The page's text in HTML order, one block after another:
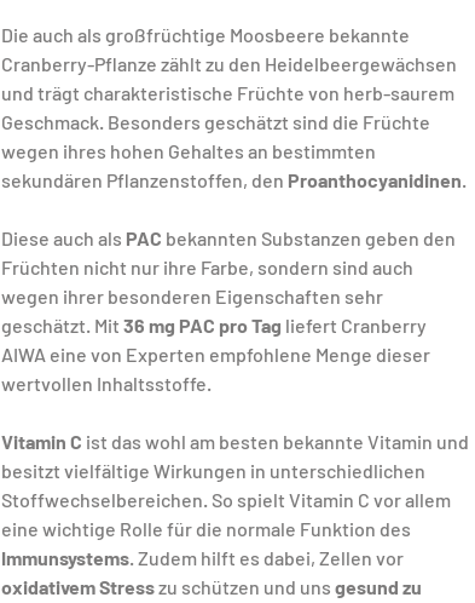
Die auch als großfrüchtige Moosbeere bekannte
Cranberry-Pflanze zählt zu den Heidelbeergewächsen
und trägt charakteristische Früchte von herb-saurem
Geschmack. Besonders geschätzt sind die Früchte
wegen ihres hohen Gehaltes an bestimmten
sekundären Pflanzenstoffen, den Proanthocyanidinen.
Diese auch als PAC bekannten Substanzen geben den
Früchten nicht nur ihre Farbe, sondern sind auch
wegen ihrer besonderen Eigenschaften sehr
geschätzt. Mit 36 mg PAC pro Tag liefert Cranberry
AIWA eine von Experten empfohlene Menge dieser
wertvollen Inhaltsstoffe.
Vitamin C ist das wohl am besten bekannte Vitamin und
besitzt vielfältige Wirkungen in unterschiedlichen
Stoffwechselbereichen. So spielt Vitamin C vor allem
eine wichtige Rolle für die normale Funktion des
Immunsystems. Zudem hilft es dabei, Zellen vor
oxidativem Stress zu schützen und uns gesund zu